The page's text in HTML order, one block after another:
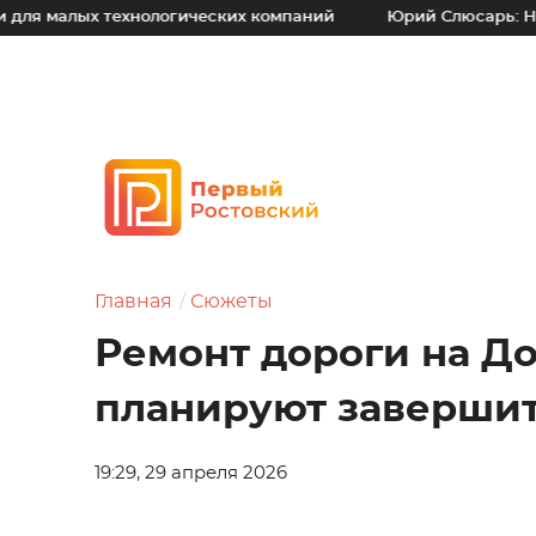
компаний Юрий Слюсарь: Наш основной
Главная Сюжеты
Ремонт дороги на
планируют
19:29, 29 апреля 2026